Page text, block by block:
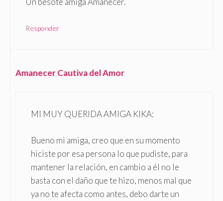
Responder
Amanecer Cautiva del Amor
MI MUY QUERIDA AMIGA KIKA:
Bueno mi amiga, creo que en su momento
hiciste por esa persona lo que pudiste, para
mantener la relación, en cambio a él no le
basta con el daño que te hizo, menos mal que
ya no te afecta como antes, debo darte un